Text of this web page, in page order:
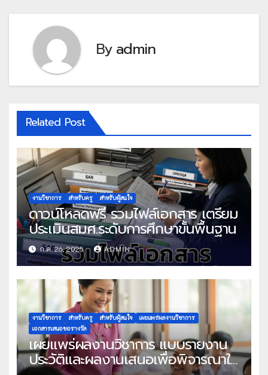
Byadmin
Related Post
งานวิชาการ สำหรับครู สำหรับผู้สนใจ
ดาวน์โหลดฟรี รวมไฟล์เอกสาร เตรียม
ประเมินสมศ.ระดับการศึกษาขั้นพื้นฐาน
ก.ค. 26, 2025 ADMIN
งานวิชาการ สำหรับครู สำหรับผู้สนใจ
เผยแพร่ผลงานวิชาการ
เอกสารเสนอขอรางวัล
เผยแพร่ผลงานวิชาการ แบบรายงาน
ประวัติและผลงานเสนอเพื่อพิจารณาใน